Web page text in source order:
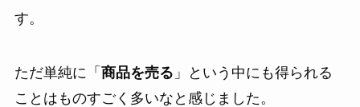
す。
ただ単純に「 商品を売る 」という中にも得られる
ことはものすごく多いなと感じました。